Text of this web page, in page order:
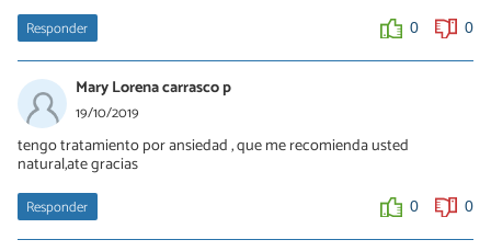
Responder 0 0
Mary Lorena carrasco p
19/10/2019
tengo tratamiento por ansiedad , que me recomienda usted
natural,ate gracias
Responder 0 0